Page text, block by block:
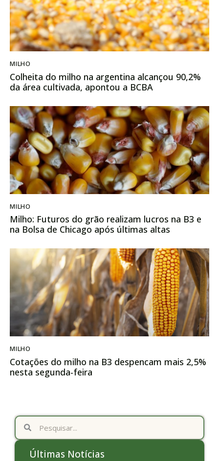
MILHO
Colheita do milho na argentina alcançou 90,2%
da área cultivada, apontou a BCBA
MILHO
Milho: Futuros do grão realizam lucros na B3 e
na Bolsa de Chicago após últimas altas
MILHO
Cotações do milho na B3 despencam mais 2,5%
nesta segunda-feira
Últimas Notícias